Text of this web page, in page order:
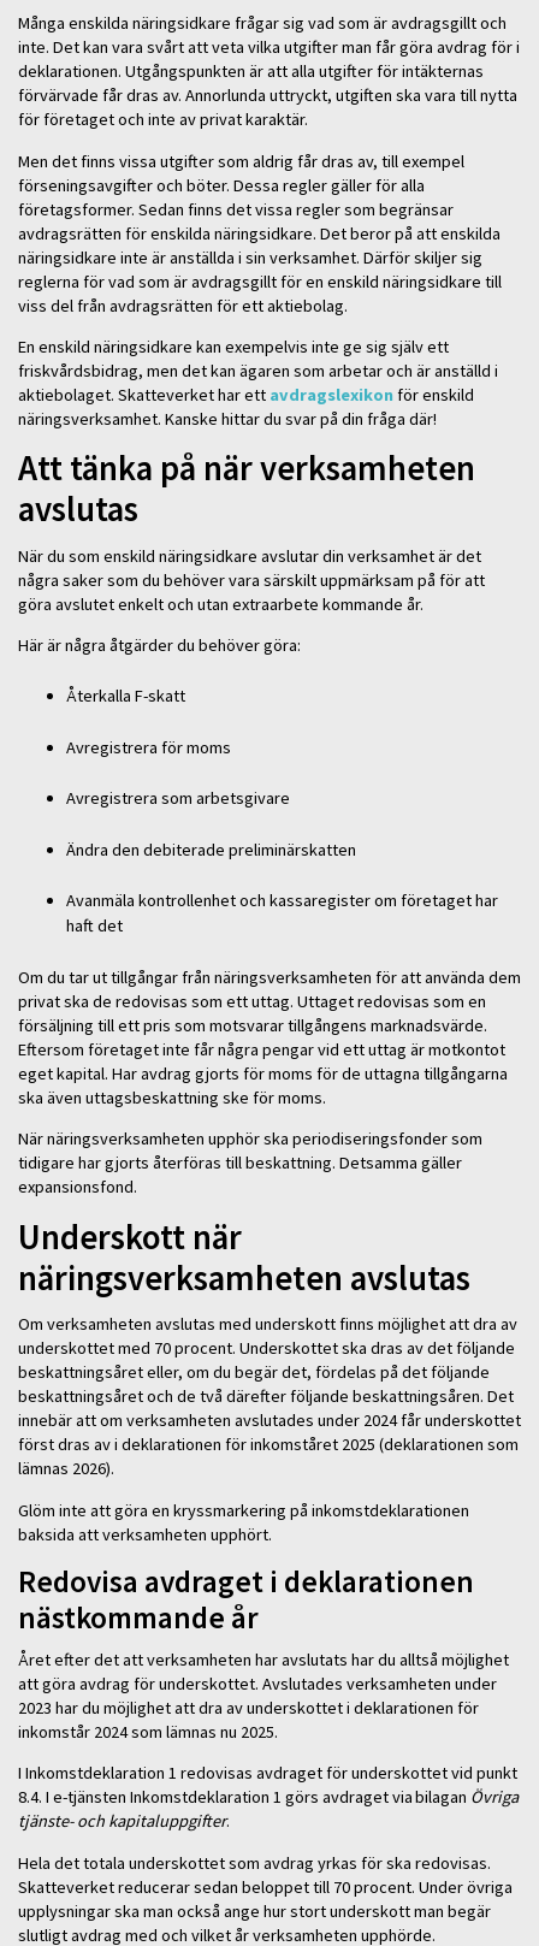
Många enskilda näringsidkare frågar sig vad som är avdragsgillt och
inte. Det kan vara svårt att veta vilka utgifter man får göra avdrag för i
deklarationen. Utgångspunkten är att alla utgifter för intäkternas
förvärvade får dras av. Annorlunda uttryckt, utgiften ska vara till nytta
för företaget och inte av privat karaktär.
Men det finns vissa utgifter som aldrig får dras av, till exempel
förseningsavgifter och böter. Dessa regler gäller för alla
företagsformer. Sedan finns det vissa regler som begränsar
avdragsrätten för enskilda näringsidkare. Det beror på att enskilda
näringsidkare inte är anställda i sin verksamhet. Därför skiljer sig
reglerna för vad som är avdragsgillt för en enskild näringsidkare till
viss del från avdragsrätten för ett aktiebolag.
En enskild näringsidkare kan exempelvis inte ge sig själv ett
friskvårdsbidrag, men det kan ägaren som arbetar och är anställd i
aktiebolaget. Skatteverket har ett avdragslexikonför enskild
näringsverksamhet. Kanske hittar du svar på din fråga där!
Att tänka på när verksamheten
avslutas
När du som enskild näringsidkare avslutar din verksamhet är det
några saker som du behöver vara särskilt uppmärksam på för att
göra avslutet enkelt och utan extraarbete kommande år.
Här är några åtgärder du behöver göra:
Återkalla F-skatt
Avregistrera för moms
Avregistrera som arbetsgivare
Ändra den debiterade preliminärskatten
Avanmäla kontrollenhet och kassaregister om företaget har
haft det
Om du tar ut tillgångar från näringsverksamheten för att använda dem
privat ska de redovisas som ett uttag. Uttaget redovisas som en
försäljning till ett pris som motsvarar tillgångens marknadsvärde.
Eftersom företaget inte får några pengar vid ett uttag är motkontot
eget kapital. Har avdrag gjorts för moms för de uttagna tillgångarna
ska även uttagsbeskattning ske för moms.
När näringsverksamheten upphör ska periodiseringsfonder som
tidigare har gjorts återföras till beskattning. Detsamma gäller
expansionsfond.
Underskott när
näringsverksamheten avslutas
Om verksamheten avslutas med underskott finns möjlighet att dra av
underskottet med 70 procent. Underskottet ska dras av det följande
beskattningsåret eller, om du begär det, fördelas på det följande
beskattningsåret och de två därefter följande beskattningsåren. Det
innebär att om verksamheten avslutades under 2024 får underskottet
först dras av i deklarationen för inkomståret 2025 (deklarationen som
lämnas 2026).
Glöm inte att göra en kryssmarkering på inkomstdeklarationen
baksida att verksamheten upphört.
Redovisa avdraget i deklarationen
nästkommande år
Året efter det att verksamheten har avslutats har du alltså möjlighet
att göra avdrag för underskottet. Avslutades verksamheten under
2023 har du möjlighet att dra av underskottet i deklarationen för
inkomstår 2024 som lämnas nu 2025.
I Inkomstdeklaration 1 redovisas avdraget för underskottet vid punkt
8.4. I e-tjänsten Inkomstdeklaration 1 görs avdraget via bilagan Övriga
tjänste- och kapitaluppgifter.
Hela det totala underskottet som avdrag yrkas för ska redovisas.
Skatteverket reducerar sedan beloppet till 70 procent. Under övriga
upplysningar ska man också ange hur stort underskott man begär
slutligt avdrag med och vilket år verksamheten upphörde.